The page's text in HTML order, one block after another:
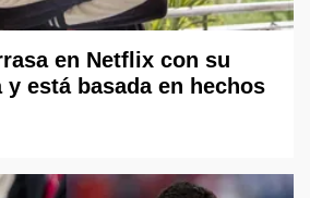
en Netflix con su
está basada en hechos